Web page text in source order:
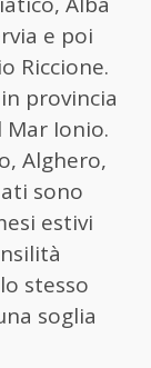
e poi
Riccione.
provincia
Ionio.
Alghero,
sono
estivi
stesso
soglia